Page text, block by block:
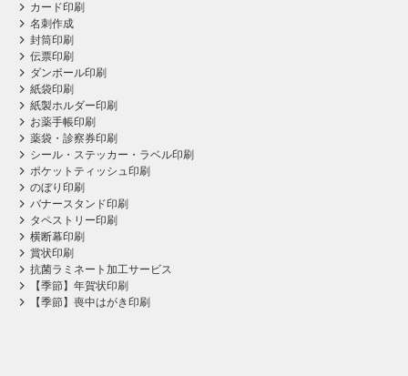
カード印刷
名刺作成
封筒印刷
伝票印刷
ダンボール印刷
紙袋印刷
紙製ホルダー印刷
お薬手帳印刷
薬袋・診察券印刷
シール・ステッカー・ラベル印刷
ポケットティッシュ印刷
のぼり印刷
バナースタンド印刷
タペストリー印刷
横断幕印刷
賞状印刷
抗菌ラミネート加工サービス
【季節】年賀状印刷
【季節】喪中はがき印刷